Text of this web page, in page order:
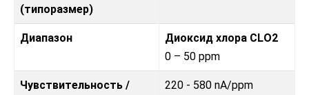
(типоразмер)
Диапазон
Диоксид хлора CLO2
0 – 50 ppm
Чувствительность /
220 - 580 nA/ppm